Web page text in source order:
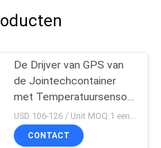
De Drijver van GPS van
de Jointechcontainer
met Temperatuursensor
voor Koude Logistische
Ketting
CONTACT